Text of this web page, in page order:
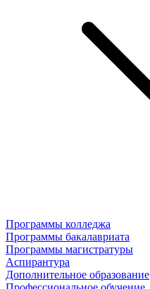
Программы колледжа
Программы бакалавриата
Программы магистратуры
Аспирантура
Дополнительное образование